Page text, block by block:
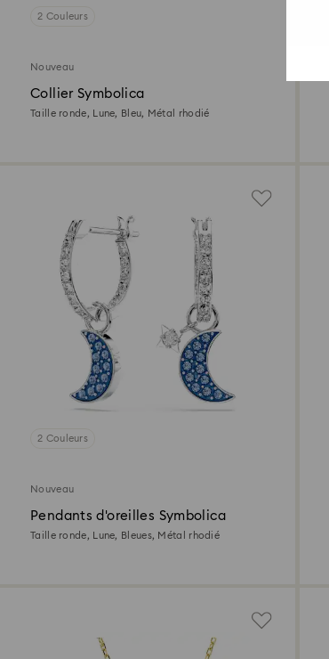
2 Couleurs
Nouveau
Collier Symbolica
Taille ronde, Lune, Bleu, Métal rhodié
2 Couleurs
Nouveau
Pendants d'oreilles Symbolica
Taille ronde, Lune, Bleues, Métal rhodié